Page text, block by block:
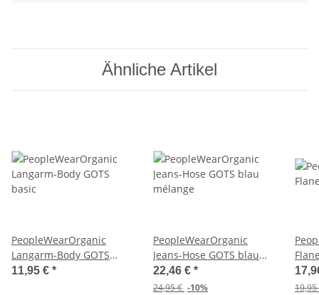
Ähnliche Artikel
PeopleWearOrganic
Langarm-Body GOTS
basic
11,95 € *
PeopleWearOrganic
Jeans-Hose GOTS blau
mélange
22,46 € *
24,95 € -10%
19,95